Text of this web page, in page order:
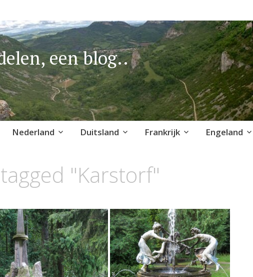
een blog..
Nederland Duitsland Frankrijk Engeland
"Karstorf"